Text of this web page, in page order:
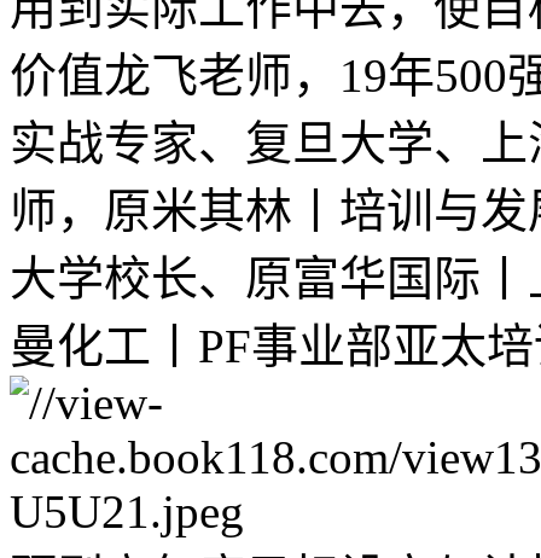
价值龙飞老师，19年500
实战专家、复旦大学、
师，原米其林丨培训与
大学校长、原富华国际
曼化工丨PF事业部亚太